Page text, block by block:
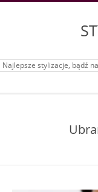
Najlepsze stylizacje, bądź